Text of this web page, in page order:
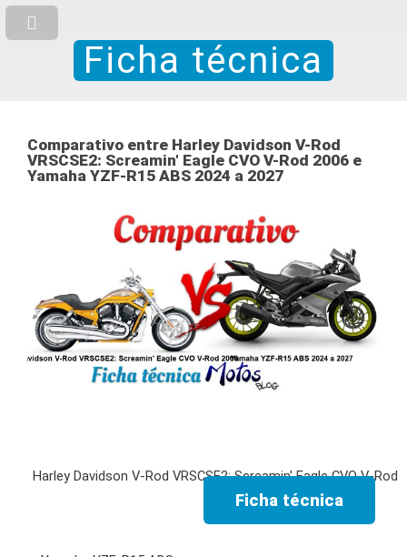
Ficha técnica
Comparativo entre Harley Davidson V-Rod
VRSCSE2: Screamin' Eagle CVO V-Rod 2006 e
Yamaha YZF-R15 ABS 2024 a 2027
Ficha técnica